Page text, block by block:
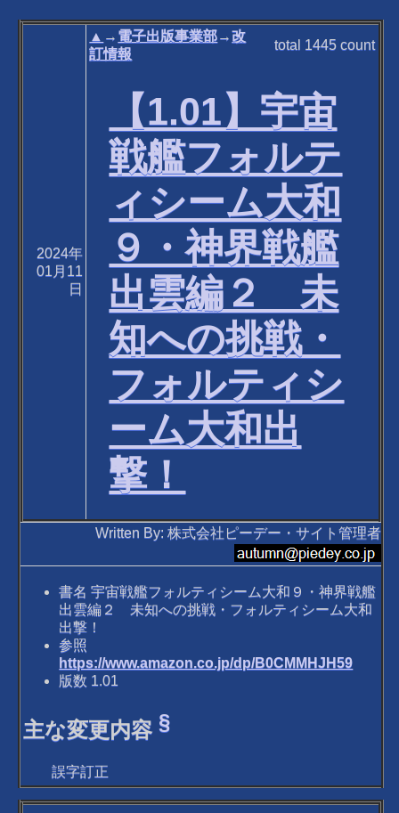
2024年
01月11
日
▲ → 電子出版事業部→改
訂情報
total 1445 count
【1.01】宇宙
戦艦フォルテ
ィシーム大和
９・神界戦艦
出雲編２ 未
知への挑戦・
フォルティシ
ーム大和出
撃！
Written By: 株式会社ピーデー・サイト管理者
書名 宇宙戦艦フォルティシーム大和９・神界戦艦
出雲編２ 未知への挑戦・フォルティシーム大和
出撃！
参照
https://www.amazon.co.jp/dp/B0CMMHJH59
版数 1.01
主な変更内容§
誤字訂正